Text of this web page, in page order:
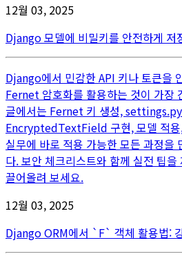
12월 03, 2025
Django 모델에 비밀키를 안전하게
Django에서 민감한 API 키나 토큰을
Fernet 암호화를 활용하는 것이 가장
글에서는 Fernet 키 생성,
EncryptedTextField 구현, 모델 적용
실무에 바로 적용 가능한 모든 과정을
다. 보안 체크리스트와 함께 실전 팁
끌어올려 보세요.
12월 03, 2025
Django ORM에서 `F` 객체 활용법: